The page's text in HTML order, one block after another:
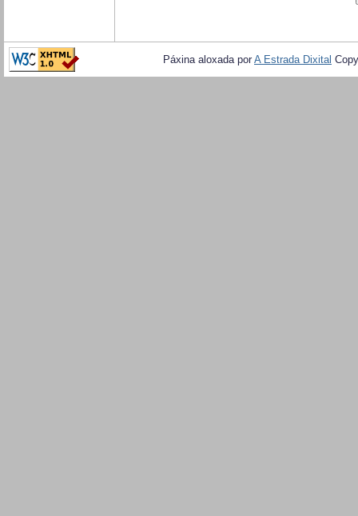
Páxina aloxada por A Estrada Dixital